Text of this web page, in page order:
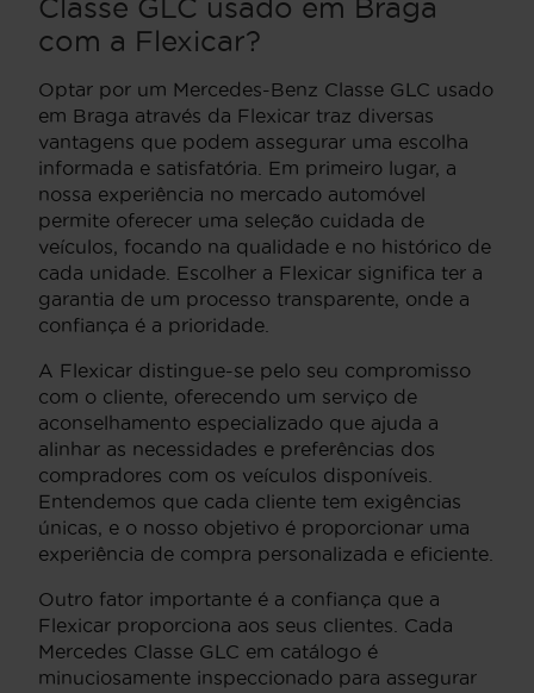
Classe GLC usado em Braga
com a Flexicar?
Optar por um Mercedes-Benz Classe GLC usado
em Braga através da Flexicar traz diversas
vantagens que podem assegurar uma escolha
informada e satisfatória. Em primeiro lugar, a
nossa experiência no mercado automóvel
permite oferecer uma seleção cuidada de
veículos, focando na qualidade e no histórico de
cada unidade. Escolher a Flexicar significa ter a
garantia de um processo transparente, onde a
confiança é a prioridade.
A Flexicar distingue-se pelo seu compromisso
com o cliente, oferecendo um serviço de
aconselhamento especializado que ajuda a
alinhar as necessidades e preferências dos
compradores com os veículos disponíveis.
Entendemos que cada cliente tem exigências
únicas, e o nosso objetivo é proporcionar uma
experiência de compra personalizada e eficiente.
Outro fator importante é a confiança que a
Flexicar proporciona aos seus clientes. Cada
Mercedes Classe GLC em catálogo é
minuciosamente inspeccionado para assegurar